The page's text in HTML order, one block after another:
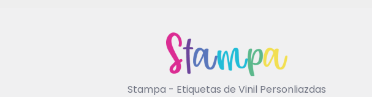
Stampa - Etiquetas de Vinil Personliazdas